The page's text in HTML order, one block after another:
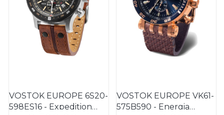
VOSTOK EUROPE 6S20-
598ES16 - Expedition
VOSTOK EUROPE VK61-
575B590 - Energia